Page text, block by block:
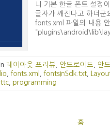
니 기본 한글 폰트 설정
글자가 깨진다고 하더군
fonts.xml 파일의 내용
레이아웃 프리뷰 안드로이드 안
fonts.xml fontsInSdk.txt
programming
홈